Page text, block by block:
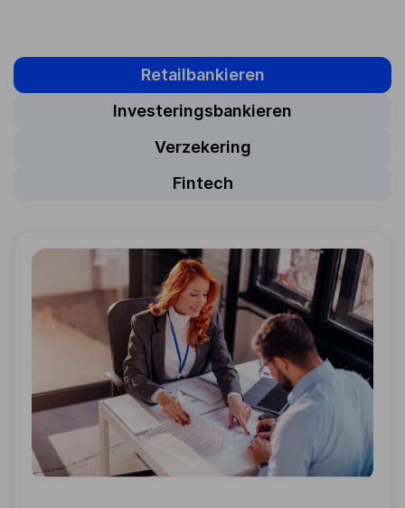
Retailbankieren
Investeringsbankieren
Verzekering
Fintech